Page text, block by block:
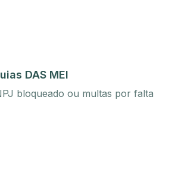
DAS MEI
bloqueado ou multas por falta